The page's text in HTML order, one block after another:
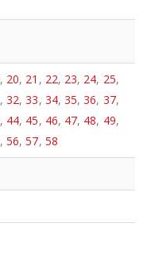
, 20, 21 , 22, 23, 24, 25,
,32,33, 34, 35,36, 37,
, 44, 45, 46, 47, 48, 49,
,56,57, 58